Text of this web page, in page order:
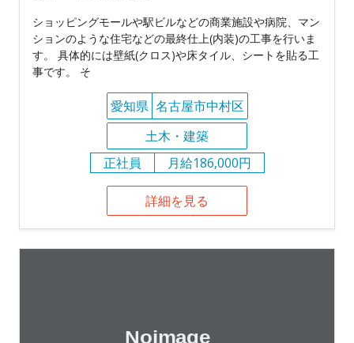
ショッピングモールや駅ビルなどの商業施設や病院、マン
ションのような住宅などの最終仕上(内装)の工事を行いま
す。 具体的には壁紙(クロス)や床タイル、シートを貼る工
事です。 そ
愛知県 名古屋市中村区
土木・建築
正社員
月給186,000円
詳細を見る